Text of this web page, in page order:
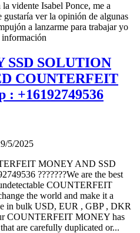
vidente Isabel Ponce, me a
gustaría ver la opinión de algunas
a lanzarme para trabajar yo
SSD SOLUTION
COUNTERFEIT
: +16192749536
5/2025
MONEY AND SSD
???????We are the best
COUNTERFEIT
the world and make it a
in bulk USD, EUR , GBP , DKR
COUNTERFEIT MONEY has
are carefully duplicated or...